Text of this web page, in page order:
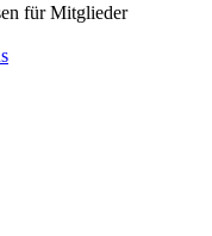
für Mitglieder